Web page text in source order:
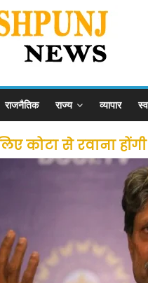
राजनैतिक राज्य व्यापार
कोटा से रवाना
अन्य राज्यों में फंसे
व मजदूरों को दी गई छूट
की दुकानों को
बढ़ाया लॉकडाउन: